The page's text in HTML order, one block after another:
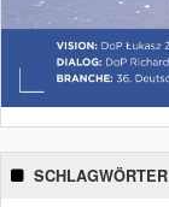
SCHLAGWÖRTER